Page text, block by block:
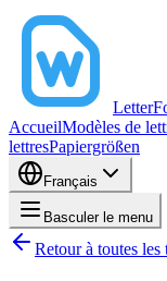
AccueilModèles de
lettresPapiergrößen
Français
Basculer le menu
Retour à toutes les